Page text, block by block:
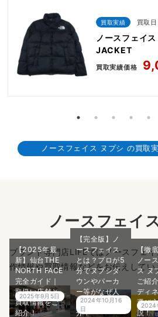
買取実績 買取
ノースフェイ
JACKET
買取実績価格
ノースフェイス ヌプシ の買取
ノースフェイ
ブランド専門店LIFEではノースフェ
作情報や買取情報などをお伝えしてい
【2025年最
新】仙台THE
NORTH FACE
完全ガイド｜
取扱い店舗と
買取情報をご
紹介！
2025年9月5日
【完全版】ノ
ースフェイス
とは？プロが5
分でヌプシダ
ウンやパーカ
ー等がなぜ人
気なのかご紹
介！
2024年10月16
日
【徹
ノー
ス ヌ
ご紹
ディ
選び
説！
2024